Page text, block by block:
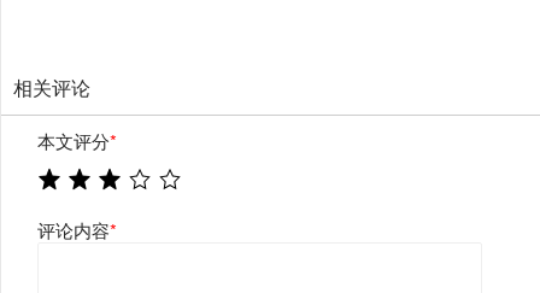
相关评论
本文评分*
评论内容*